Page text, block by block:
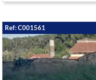
Ref: C001561